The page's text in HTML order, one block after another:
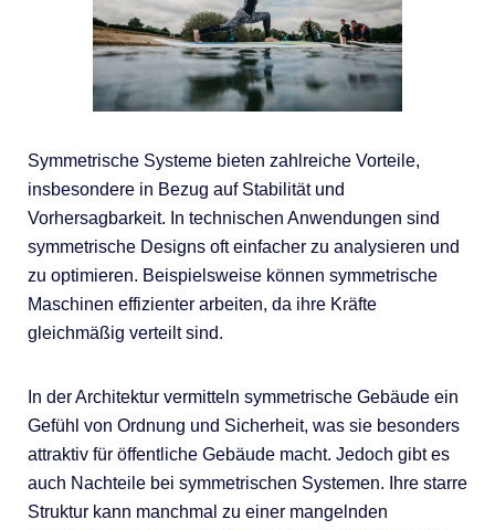
Symmetrische Systeme bieten zahlreiche Vorteile,
insbesondere in Bezug auf Stabilität und
Vorhersagbarkeit. In technischen Anwendungen sind
symmetrische Designs oft einfacher zu analysieren und
zu optimieren. Beispielsweise können symmetrische
Maschinen effizienter arbeiten, da ihre Kräfte
gleichmäßig verteilt sind.
In der Architektur vermitteln symmetrische Gebäude ein
Gefühl von Ordnung und Sicherheit, was sie besonders
attraktiv für öffentliche Gebäude macht. Jedoch gibt es
auch Nachteile bei symmetrischen Systemen. Ihre starre
Struktur kann manchmal zu einer mangelnden